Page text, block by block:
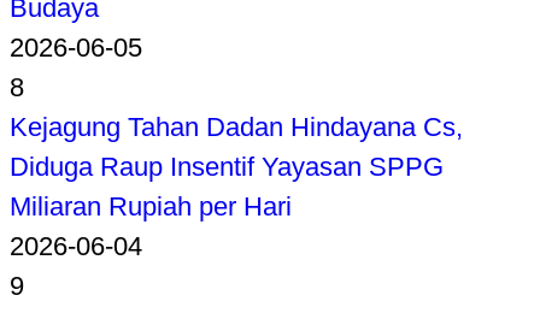
Budaya
2026-06-05
8
Kejagung Tahan Dadan Hindayana Cs,
Diduga Raup Insentif Yayasan SPPG
Miliaran Rupiah per Hari
2026-06-04
9